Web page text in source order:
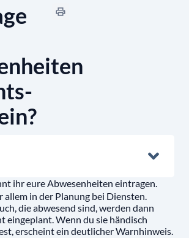
ihr eure Abwesenheiten eintragen.
allem in der Planung bei Diensten.
die abwesend sind, werden dann
eingeplant. Wenn du sie händisch
erscheint ein deutlicher Warnhinweis.